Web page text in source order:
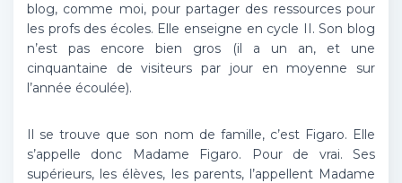
blog, comme moi, pour partager des ressources pour
les profs des écoles. Elle enseigne en cycle II. Son blog
n’est pas encore bien gros (il a un an, et une
cinquantaine de visiteurs par jour en moyenne sur
l’année écoulée).
Il se trouve que son nom de famille, c’est Figaro. Elle
s’appelle donc Madame Figaro. Pour de vrai. Ses
supérieurs, les élèves, les parents, l’appellent Madame